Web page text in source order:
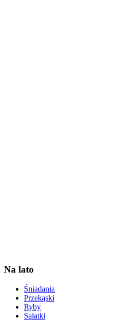
Na lato
Śniadania
Przekąski
Ryby
Sałatki